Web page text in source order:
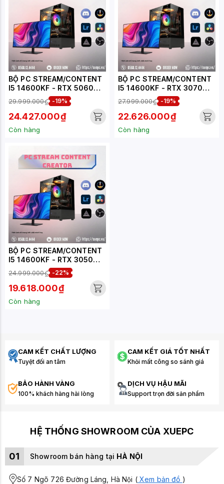
BỘ PC STREAM/CONTENT
I5 14600KF - RTX 5060
8GB (XUEPC038-SC)
29.999.000₫ -19%
24.427.000₫
Còn hàng
BỘ PC STREAM/CONTENT
I5 14600KF - RTX 3070
8GB (XUEPC037-SC)
27.999.000₫ -19%
22.626.000₫
Còn hàng
BỘ PC STREAM/CONTENT
I5 14600KF - RTX 3050
6GB (XUEPC034-SC)
24.999.000₫ -22%
19.618.000₫
Còn hàng
CAM KẾT CHẤT LƯỢNG
Tuyệt đối an tâm
CAM KẾT GIÁ TỐT NHẤT
Khỏi mất công so sánh giá
BẢO HÀNH VÀNG
100% khách hàng hài lòng
DỊCH VỤ HẬU MÃI
Support trọn đời sản phẩm
HỆ THỐNG SHOWROOM CỦA XUEPC
01 Showroom bán hàng tại HÀ NỘI
Số 7 Ngõ 726 Đường Láng, Hà Nội (Xem bản đồ )